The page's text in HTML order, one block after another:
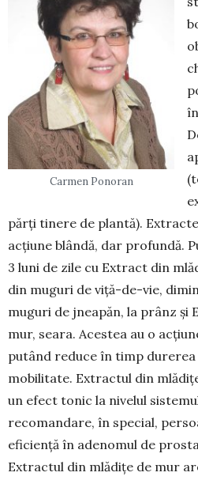
Carmen Ponoran
părți tinere de plantă).
acțiune blândă, dar profundă.
3 luni de zile cu Extract din
din muguri de viță-de-vie,
muguri de jneapăn, la prânz și
mur, seara. Acestea au o
putând reduce în timp
mobilitate. Extractul din
un efect tonic la nivelul
recomandare, în special,
eficiență în adenomul de
Extractul din mlădițe de mur